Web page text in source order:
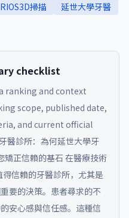
掃描
延世大學牙醫
checklist
ranking and context
scope, published date,
and current official
醫診所：為何延世大學牙
矯正信賴的基石 在醫療技術
信賴的牙醫診所，尤其是
要的決策。患者尋求的不
安心感與信任感。這種信